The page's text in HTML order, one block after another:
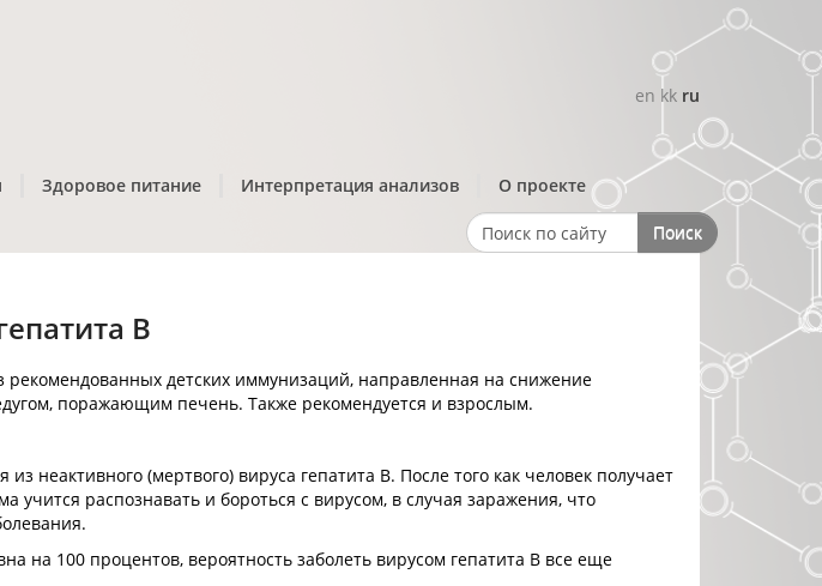
en kk ru
Здоровое питание Интерпретация анализов О проекте
Search formПоиск
В
рекомендованных детских иммунизаций, направленная на снижение
поражающим печень. Также рекомендуется и взрослым.
из неактивного (мертвого) вируса гепатита B. После того как человек получает
учится распознавать и бороться с вирусом, в случая заражения, что
на 100 процентов, вероятность заболеть вирусом гепатита B все еще